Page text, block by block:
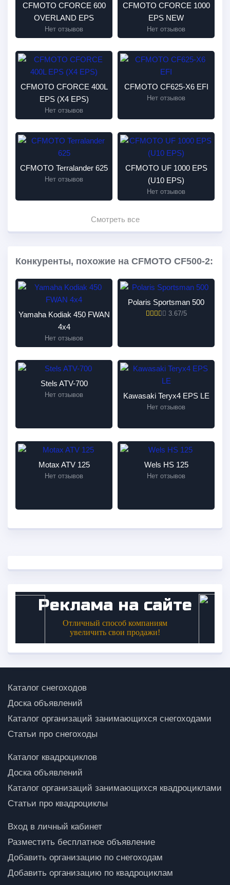
CFMOTO CFORCE 600
OVERLAND EPS
Нет отзывов
CFMOTO CFORCE 1000
EPS NEW
Нет отзывов
CFMOTO CFORCE 400L
EPS (X4 EPS)
Нет отзывов
CFMOTO CF625-X6 EFI
Нет отзывов
CFMOTO Terralander 625
Нет отзывов
CFMOTO UF 1000 EPS
(U10 EPS)
Нет отзывов
Смотреть все
Конкуренты, похожие на CFMOTO CF500-2:
Yamaha Kodiak 450 FWAN
4x4
Нет отзывов
Polaris Sportsman 500
3.67/5
Stels ATV-700
Нет отзывов Kawasaki Teryx4 EPS LE
Нет отзывов
Motax ATV 125
Нет отзывов
Wels HS 125
Нет отзывов
Каталог снегоходов
Доска объявлений
Каталог организаций занимающихся снегоходами
Статьи про снегоходы
Каталог квадроциклов
Доска объявлений
Каталог организаций занимающихся квадроциклами
Статьи про квадроциклы
Вход в личный кабинет
Разместить бесплатное объявление
Добавить организацию по снегоходам
Добавить организацию по квадроциклам